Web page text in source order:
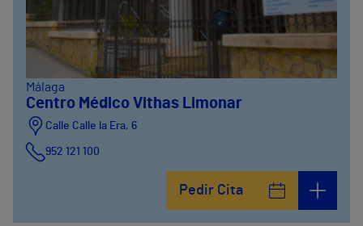
Málaga
Centro Médico Vithas Limonar
Calle Calle la Era, 6
952 121 100
Pedir Cita